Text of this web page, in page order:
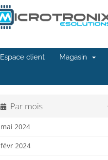
Espace client Magasin
Par mois
mai 2024
févr 2024